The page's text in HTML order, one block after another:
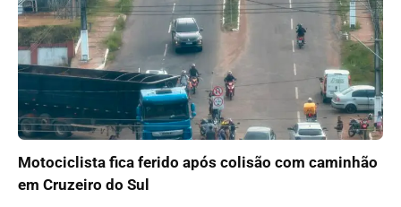
Motociclista fica ferido após colisão com caminhão
em Cruzeiro do Sul